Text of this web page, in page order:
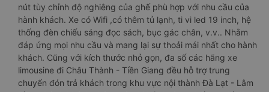
nút tùy chỉnh độ nghiêng của ghế phù hợp với nhu cầu của
hành khách. Xe có Wifi ,có thêm tủ lạnh, ti vi led 19 inch, hệ
thống đèn chiếu sáng đọc sách, bục gác chân, v.v.. Nhằm
đáp ứng mọi nhu cầu và mang lại sự thoải mái nhất cho hành
khách. Cũng với kích thước nhỏ gọn, đa số các hãng xe
limousine đi Châu Thành - Tiền Giang đều hỗ trợ trung
chuyển đón trả khách trong khu vực nội thành Đà Lạt - Lâm